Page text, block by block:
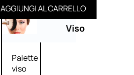
Viso
Palette
viso
AGGIUNGI AL CARRELLO